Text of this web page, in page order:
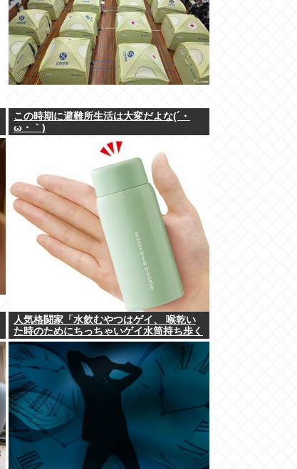
この時期に避難所生活は大変だよな(´・
ω・｀)
人気格闘家「水飲むやつはゲイ、 喉乾い
た時のためにちっちゃいゲイ水筒持ち歩く
とか。」